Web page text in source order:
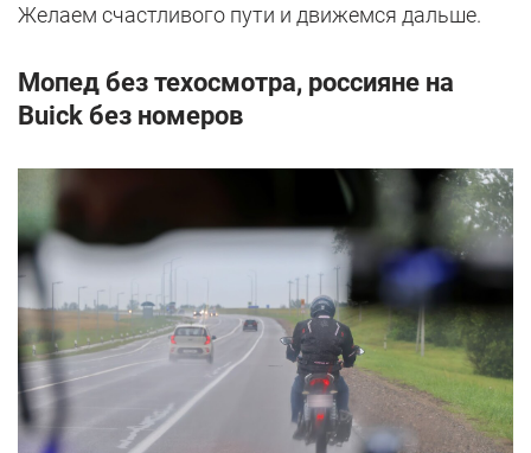
Желаем счастливого пути и движемся дальше.
Мопед без техосмотра, россияне на
Buick без номеров